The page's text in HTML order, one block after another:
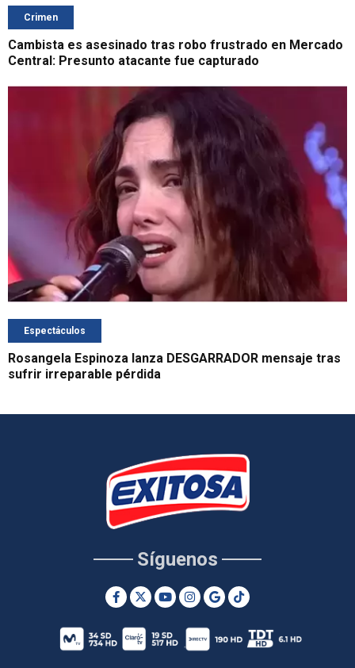
Crimen
Cambista es asesinado tras robo frustrado en Mercado
Central: Presunto atacante fue capturado
Espectáculos
Rosangela Espinoza lanza DESGARRADOR mensaje tras
sufrir irreparable pérdida
Síguenos